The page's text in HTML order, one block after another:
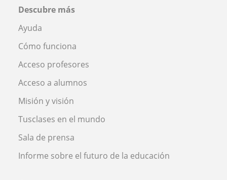
Descubre más
Ayuda
Cómo funciona
Acceso profesores
Acceso a alumnos
Misión y visión
Tusclases en el mundo
Sala de prensa
Informe sobre el futuro de la educación